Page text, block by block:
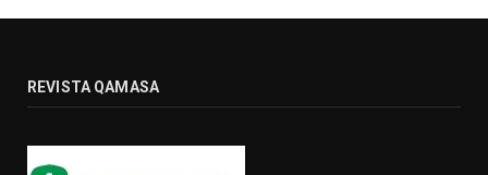
REVISTA QAMASA